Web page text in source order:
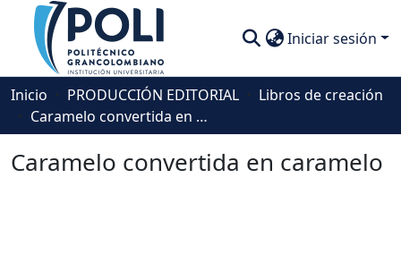
Iniciar sesión
Comunidades
Descubre
Estadísticas
Inicio PRODUCCIÓN EDITORIAL
Libros de creación
Caramelo convertida en caramelo
Caramelo convertida en caramelo